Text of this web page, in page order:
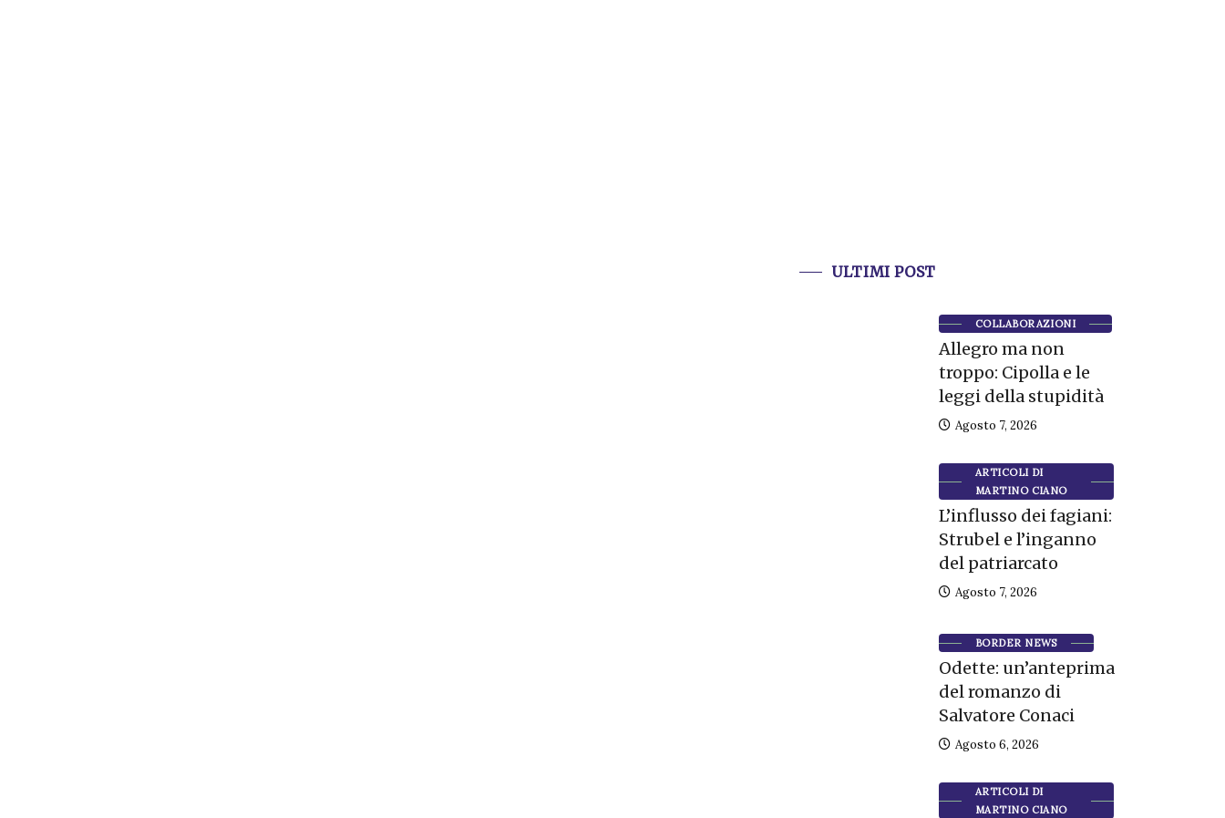
ULTIMI POST
COLLABORAZIONI
Allegro ma non
troppo: Cipolla e le
leggi della stupidità
Agosto 7, 2026
ARTICOLI DI
MARTINO CIANO
L’influsso dei fagiani:
Strubel e l’inganno
del patriarcato
Agosto 7, 2026
BORDER NEWS
Odette: un’anteprima
del romanzo di
Salvatore Conaci
Agosto 6, 2026
ARTICOLI DI
MARTINO CIANO